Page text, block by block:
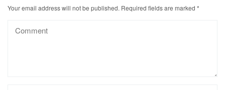
Your email address will not be published. Required fields are marked *